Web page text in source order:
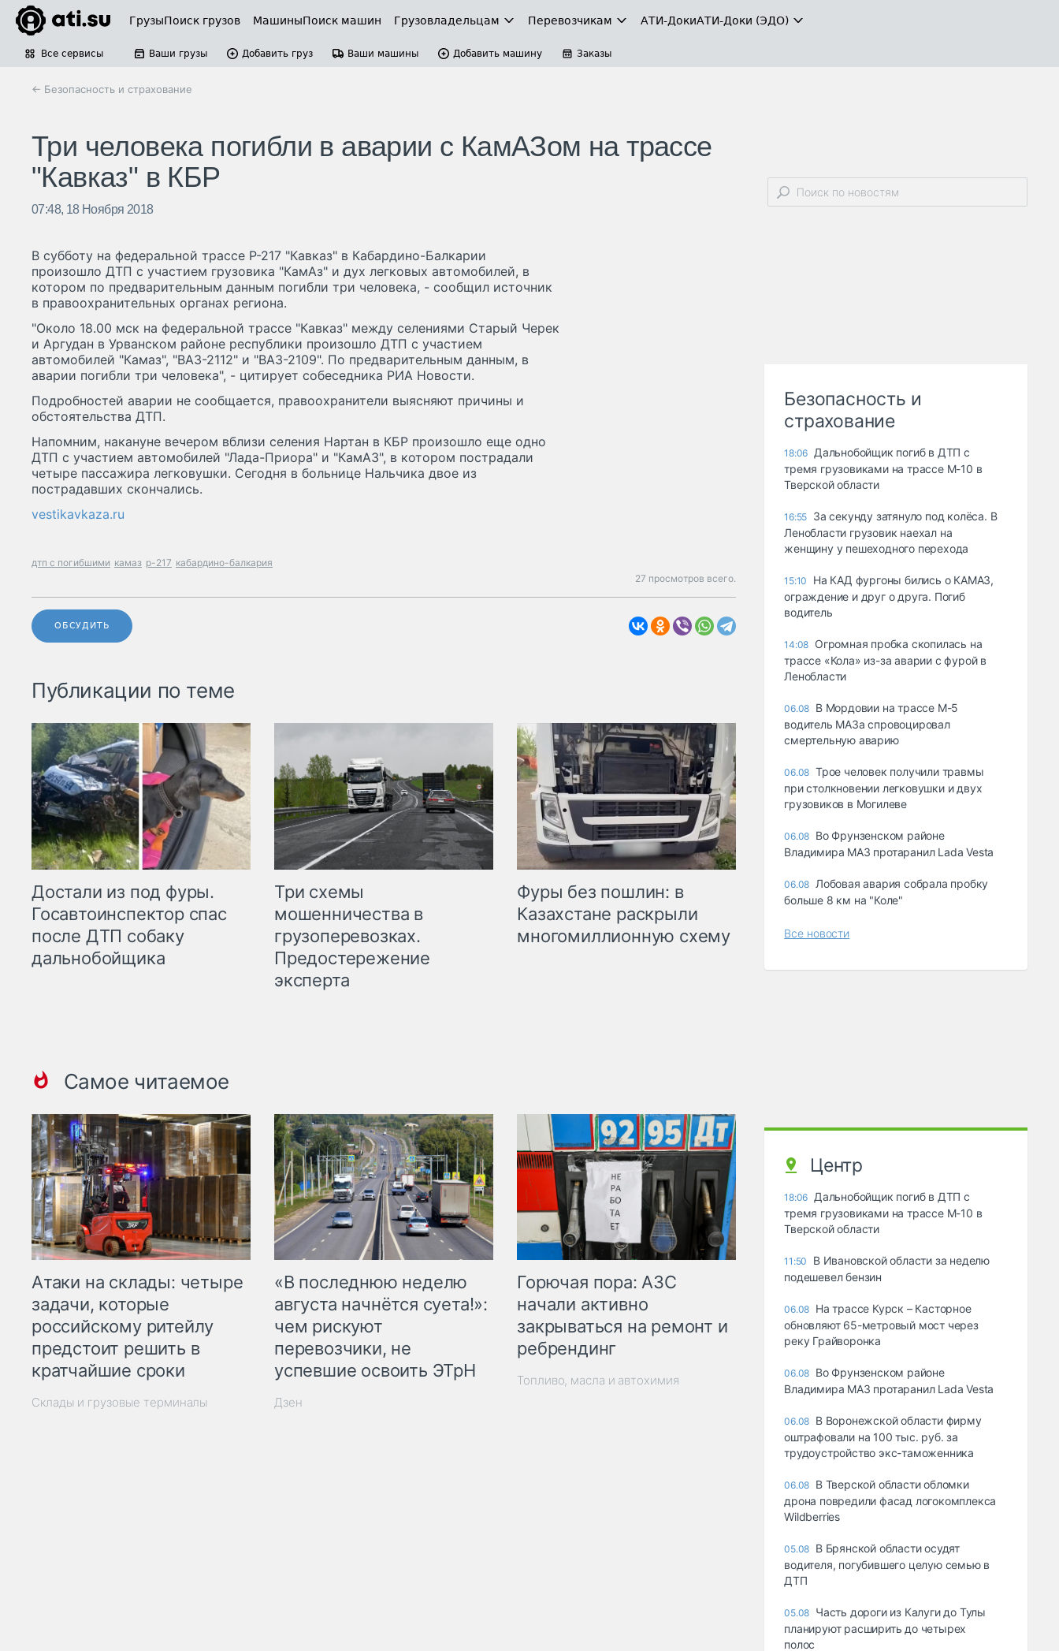
ГрузыПоиск грузов МашиныПоиск машин Грузовладельцам Перевозчикам АТИ-ДокиАТИ-Доки (ЭДО)
Все сервисы Ваши грузы Добавить груз Ваши машины Добавить машину Заказы
← Безопасность и страхование
Три человека погибли в аварии с КамАЗом на трассе
"Кавказ" в КБР
07:48, 18 Ноября 2018
В субботу на федеральной трассе Р-217 "Кавказ" в Кабардино-Балкарии
произошло ДТП с участием грузовика "КамАз" и дух легковых автомобилей, в
котором по предварительным данным погибли три человека, - сообщил источник
в правоохранительных органах региона.
"Около 18.00 мск на федеральной трассе "Кавказ" между селениями Старый Черек
и Аргудан в Урванском районе республики произошло ДТП с участием
автомобилей "Камаз", "ВАЗ-2112" и "ВАЗ-2109". По предварительным данным, в
аварии погибли три человека", - цитирует собеседника РИА Новости.
Подробностей аварии не сообщается, правоохранители выясняют причины и
обстоятельства ДТП.
Напомним, накануне вечером вблизи селения Нартан в КБР произошло еще одно
ДТП с участием автомобилей "Лада-Приора" и "КамАЗ", в котором пострадали
четыре пассажира легковушки. Сегодня в больнице Нальчика двое из
пострадавших скончались.
vestikavkaza.ru
дтп с погибшими камаз р-217 кабардино-балкария
27 просмотров всего.
ОБСУДИТЬ
Публикации по теме
Достали из под фуры.
Госавтоинспектор спас
после ДТП собаку
дальнобойщика
Три схемы
мошенничества в
грузоперевозках.
Предостережение
эксперта
Фуры без пошлин: в
Казахстане раскрыли
многомиллионную схему
Самое читаемое
Атаки на склады: четыре
задачи, которые
российскому ритейлу
предстоит решить в
кратчайшие сроки
Склады и грузовые терминалы
«В последнюю неделю
августа начнётся суета!»:
чем рискуют
перевозчики, не
успевшие освоить ЭТрН
Дзен
Горючая пора: АЗС
начали активно
закрываться на ремонт и
ребрендинг
Топливо, масла и автохимия
Безопасность и
страхование
18:06 Дальнобойщик погиб в ДТП с
тремя грузовиками на трассе М-10 в
Тверской области
16:55 За секунду затянуло под колёса. В
Ленобласти грузовик наехал на
женщину у пешеходного перехода
15:10
На КАД фургоны бились о КАМАЗ,
ограждение и друг о друга. Погиб
водитель
14:08 Огромная пробка скопилась на
трассе «Кола» из-за аварии с фурой в
Ленобласти
06.08 В Мордовии на трассе М-5
водитель МАЗа спровоцировал
смертельную аварию
06.08 Трое человек получили травмы
при столкновении легковушки и двух
грузовиков в Могилеве
06.08 Во Фрунзенском районе
Владимира МАЗ протаранил Lada Vesta
06.08 Лобовая авария собрала пробку
больше 8 км на "Коле"
Все новости
Центр
18:06 Дальнобойщик погиб в ДТП с
тремя грузовиками на трассе М-10 в
Тверской области
11:50
В Ивановской области за неделю
подешевел бензин
06.08 На трассе Курск – Касторное
обновляют 65-метровый мост через
реку Грайворонка
06.08 Во Фрунзенском районе
Владимира МАЗ протаранил Lada Vesta
06.08 В Воронежской области фирму
оштрафовали на 100 тыс. руб. за
трудоустройство экс-таможенника
06.08 В Тверской области обломки
дрона повредили фасад логокомплекса
Wildberries
05.08 В Брянской области осудят
водителя, погубившего целую семью в
ДТП
05.08 Часть дороги из Калуги до Тулы
планируют расширить до четырех
полос